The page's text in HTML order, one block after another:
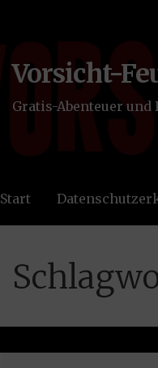
Vorsicht-
Gratis-Abenteuer und
Start